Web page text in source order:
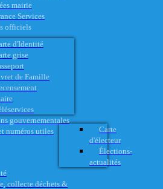
mairie
Services
officiels
d'Identité
grise
de Famille
gouvernementales
numéros utiles
Carte
d'électeur
Élections-
actualités
collecte déchets &